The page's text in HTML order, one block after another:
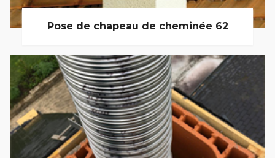
Pose de chapeau de cheminée 62